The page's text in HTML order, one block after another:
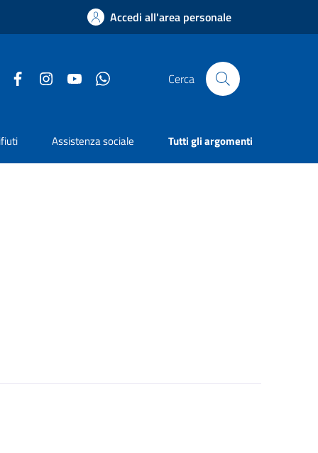
Accedi all'area personale
Facebook InstagramYouTube Cerca
Assistenza sociale Tutti gli argomenti